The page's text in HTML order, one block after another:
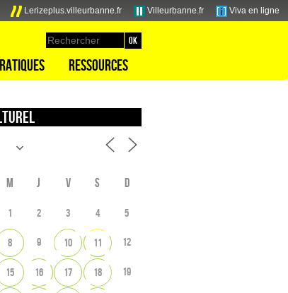
Lerizeplus.villeurbanne.fr Villeurbanne.fr Viva en ligne
Ressources
M J V S D
1 2 3 4 5
8 9 10 11 12
15 16 17 18 19